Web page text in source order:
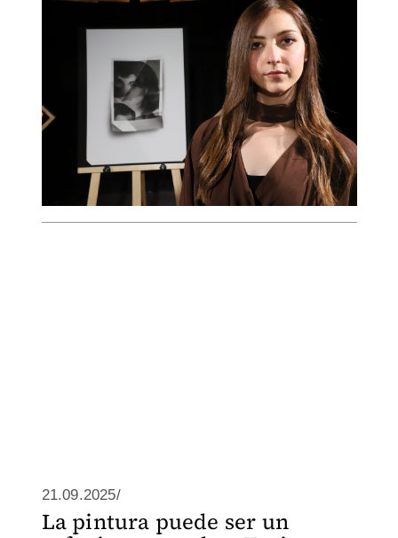
21.09.2025/
La pintura puede ser un